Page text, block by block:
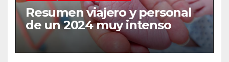
Resumen viajero y personal
de un 2024 muy intenso